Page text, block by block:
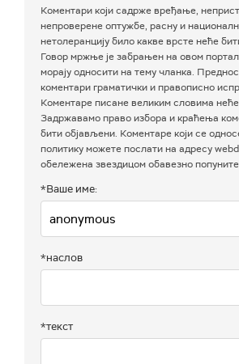
Коментари који садрже вређање,
непроверене оптужбе, расну и
нетолеранцију било какве врсте неће
Говор мржње је забрањен на овом
морају односити на тему чланка.
коментари граматички и правописно
Коментаре писане великим словима
Задржавамо право избора и краћења
бити објављени. Коментаре који се
политику можете послати на адресу
обележена звездицом обавезно
*Ваше име:
*наслов
*текст